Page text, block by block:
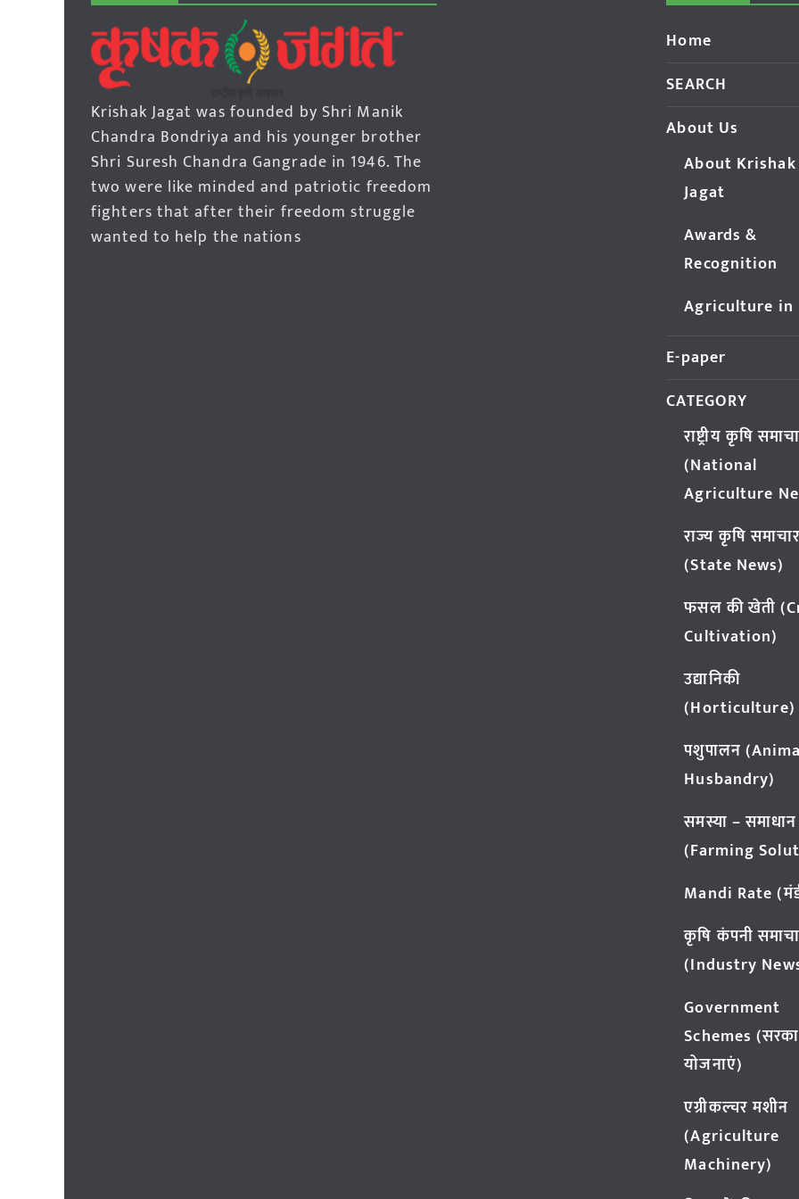
Krishak Jagat was founded by Shri Manik
Chandra Bondriya and his younger brother
Shri Suresh Chandra Gangrade in 1946. The
two were like minded and patriotic freedom
fighters that after their freedom struggle
wanted to help the nations
Home
SEARCH
About Us
About Krishak
Jagat
Awards &
Recognition
Agriculture in
E-paper
CATEGORY
राष्ट्रीय कृषि
(National
Agriculture
राज्य कृषि समाचार
(State News)
फसल की खेती
Cultivation)
उद्यानिकी
(Horticulture)
पशुपालन
Husbandry)
समस्या – समाधान
(Farming
Mandi Rate
कृषि कंपनी
(Industry
Government
Schemes
योजनाएं)
एग्रीकल्चर मशीन
(Agriculture
Machinery)